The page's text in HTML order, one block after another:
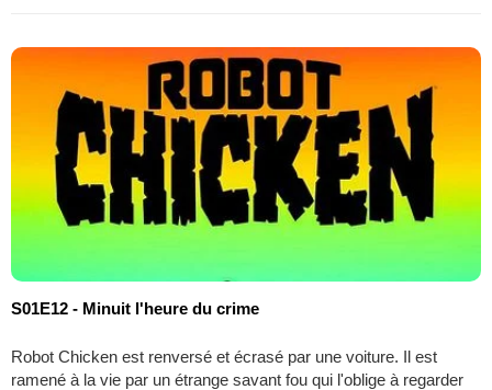
S01E12 - Minuit l'heure du crime
Robot Chicken est renversé et écrasé par une voiture. Il est
ramené à la vie par un étrange savant fou qui l'oblige à regarder